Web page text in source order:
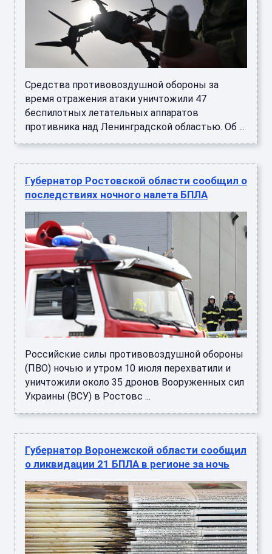
Средства противовоздушной обороны за
время отражения атаки уничтожили 47
беспилотных летательных аппаратов
противника над Ленинградской областью. Об ...
Губернатор Ростовской области сообщил о
последствиях ночного налета БПЛА
Российские силы противовоздушной обороны
(ПВО) ночью и утром 10 июля перехватили и
уничтожили около 35 дронов Вооруженных сил
Украины (ВСУ) в Ростовс ...
Губернатор Воронежской области сообщил
о ликвидации 21 БПЛА в регионе за ночь